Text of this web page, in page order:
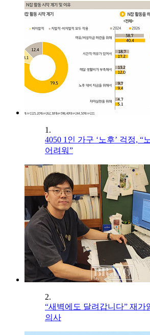
1.
4050 1인 가구 ‘노후’ 걱정, “
어려워”
2.
“새벽에도 달려갑니다” 재가
의사